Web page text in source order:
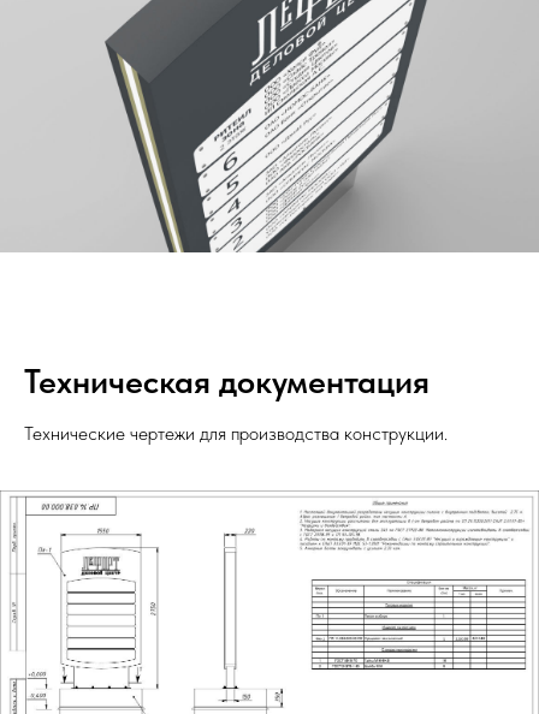
Техническая документация
Технические чертежи для производства конструкции.